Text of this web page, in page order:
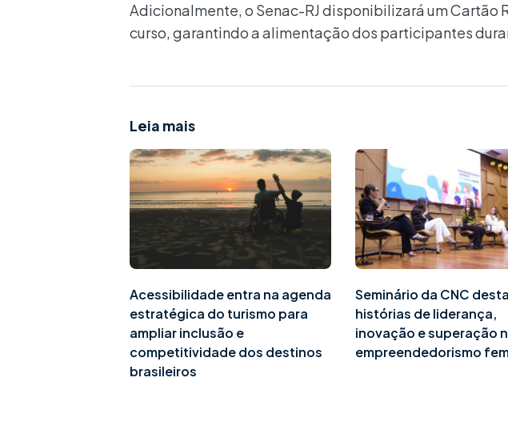
Adicionalmente, o Senac-RJ disponibilizará um Cartão
curso, garantindo a alimentação dos participantes
Leia mais
Acessibilidade entra na agenda
estratégica do turismo para
ampliar inclusão e
competitividade dos destinos
brasileiros
Seminário da CNC
histórias de liderança,
inovação e superação
empreendedorismo